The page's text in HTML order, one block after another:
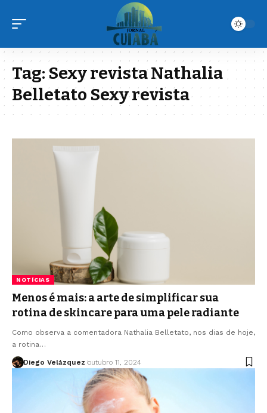
Tag:Sexy revista Nathalia
Belletato Sexy revista
NOTÍCIAS
Menos é mais: a arte de simplificar sua
rotina de skincare para uma pele radiante
Como observa a comentadora Nathalia Belletato, nos dias de hoje,
a rotina…
Diego Velázquez outubro 11, 2024